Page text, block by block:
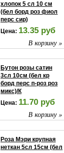
хлопок 5 сл 10 см
(бел борд роз фиол
перс сир)
Цена: 13.35 руб
В корзину »
Бутон розы сатин
3сл 10см (бел кр
борд перс п-роз роз
микс)/К
Цена: 11.70 руб
В корзину »
Роза Мэри крупная
неткан 5сл 15см (бел